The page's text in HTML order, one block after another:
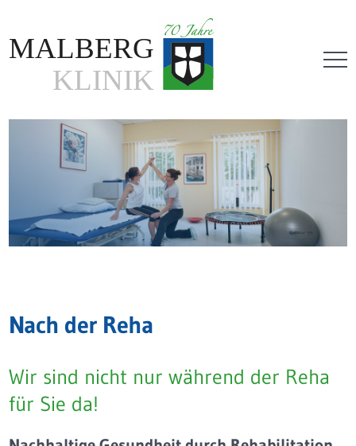
zum
Inhalt
Nach der Reha
Wir sind nicht nur während der Reha
für Sie da!